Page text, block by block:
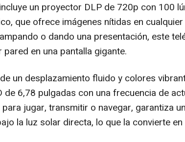
un proyector DLP de 720p con 100
que ofrece imágenes nítidas en cualquier
o dando una presentación, este
pared en una pantalla gigante.
un desplazamiento fluido y colores
de 6,78 pulgadas con una frecuencia de
jugar, transmitir o navegar, garantiza
la luz solar directa, lo que la convierte